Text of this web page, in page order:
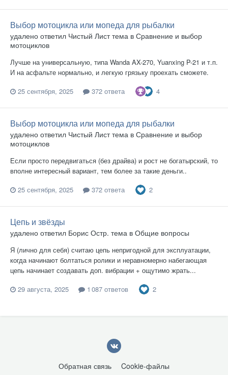
Выбор мотоцикла или мопеда для рыбалки
удалено ответил Чистый Листтема в Сравнение и выбор
мотоциклов
Лучше на универсальную, типа Wanda AX-270, Yuanxing P-21 и т.п.
И на асфальте нормально, и легкую грязьку проехать сможете.
25 сентября, 2025
372 ответа 4
Выбор мотоцикла или мопеда для рыбалки
удалено ответил Чистый Листтема в Сравнение и выбор
мотоциклов
Если просто передвигаться (без драйва) и рост не богатырский, то
вполне интересный вариант, тем более за такие деньги..
25 сентября, 2025
372 ответа 2
Цепь и звёзды
удалено ответил Борис Остр. тема в Общие вопросы
Я (лично для себя) считаю цепь непригодной для эксплуатации,
когда начинают болтаться ролики и неравномерно набегающая
цепь начинает создавать доп. вибрации + ощутимо жрать...
29 августа, 2025
1 087 ответов 2
Обратная связь Cookie-файлы